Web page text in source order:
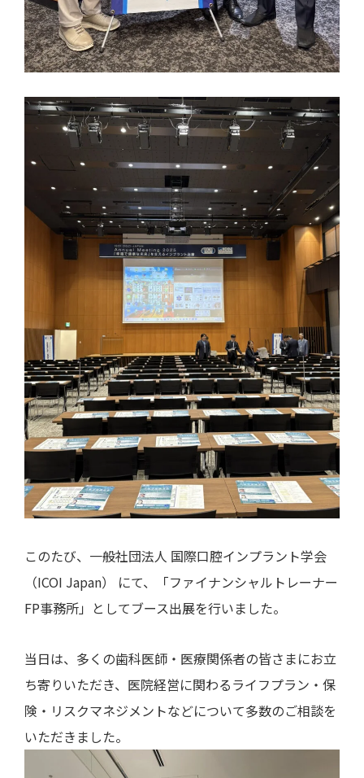
このたび、一般社団法人 国際口腔インプラント学会
（ICOI Japan） にて、「ファイナンシャルトレーナー
FP事務所」としてブース出展を行いました。
当日は、多くの歯科医師・医療関係者の皆さまにお立
ち寄りいただき、医院経営に関わるライフプラン・保
険・リスクマネジメントなどについて多数のご相談を
いただきました。